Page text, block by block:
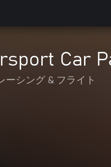
Car
ーシング & フライト